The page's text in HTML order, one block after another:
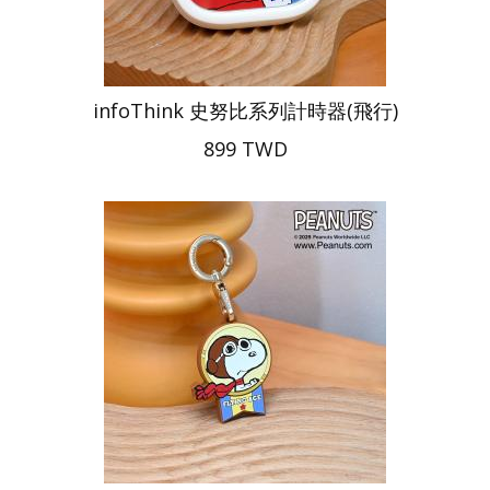
infoThink 史努比系列計時器(飛行)
899 TWD